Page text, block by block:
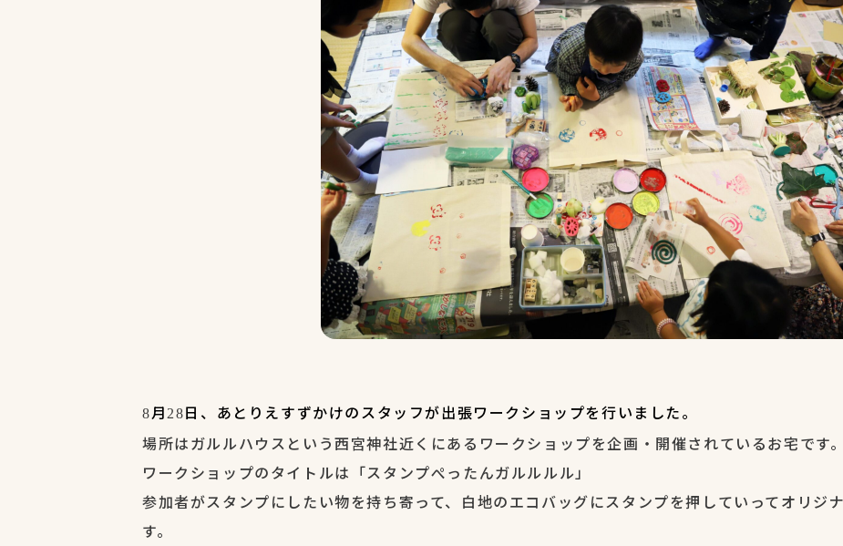
8月 28日、あとりえすずかけのスタッフが出張ワークショップを行いました。
場所はガルルハウスという西宮神社近くにあるワークショップを企画・開催されているお宅です。
ワークショップのタイトルは「スタンプぺったんガルルルル」
参加者がスタンプにしたい物を持ち寄って、白地のエコバッグにスタンプを押していってオリジ
す。